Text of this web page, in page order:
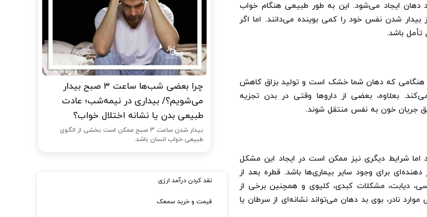
دهان ایجاد می‌شود. این به طور طبیعی هنگام خواب
شدن نفس خود را کمی بوینده می‌دانند. اما اگر
باشد.
که دهان شما خشک است و تولید بزاق کاهش
بعلاوه، بعضی از دارو‌ها وقتی در بدن تجزیه
جریان خون به نفس منتقل شوند.
اما شرایط دیگری نیز ممکن است در ایجاد این مشکل
برای وجود سایر بیماری‌ها باشد. قطره بعد از
دیابت، مشکلات کبدی، کلیوی و همچنین برخی از
نادر، بوی بد دهان می‌تواند نشانه‌ای از سرطان یا
چرا بعضی شب‌ها ساعت ۳ صبح بیدار
می‌شویم؟/ بیداری در نیمه‌شب؛ عادت
طبیعی بدن یا نشانه اختلال خواب؟
بیدار شدن ساعت ۳ صبح ممکن است بخشی از الگوی
طبیعی خواب انسان باشد.
نقد کردن درآمد ارزی
قیمت و خرید سمعک